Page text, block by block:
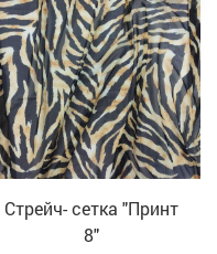
Стрейч- сетка "Принт
8"